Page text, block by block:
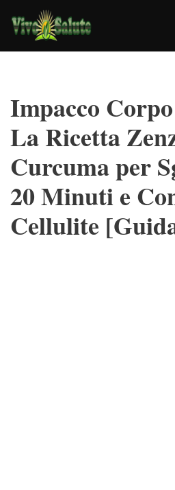
Vai
al
Impacco
La Ricetta
Curcuma per
20 Minuti e
Cellulite